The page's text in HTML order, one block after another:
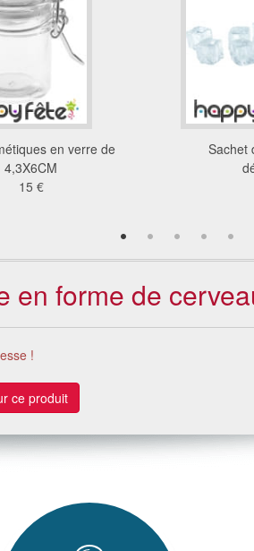
en verre de
4,3X6CM
15 €
Sachet
en forme de
!
ce produit